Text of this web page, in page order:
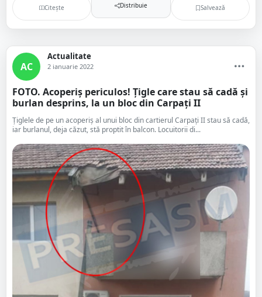
Citește Distribuie Salvează
AC
Actualitate
2 ianuarie 2022
FOTO. Acoperiș periculos! Țigle care stau să cadă și
burlan desprins, la un bloc din Carpați II
Țiglele de pe un acoperiș al unui bloc din cartierul Carpați II stau să cadă,
iar burlanul, deja căzut, stă proptit în balcon. Locuitorii di...